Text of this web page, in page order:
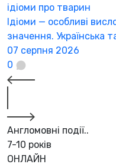
ідіоми про тварин
Ідіоми — особливі
значення. Українська
07 серпня 2026
0
Англомовні події..
7-10 років
ОНЛАЙН